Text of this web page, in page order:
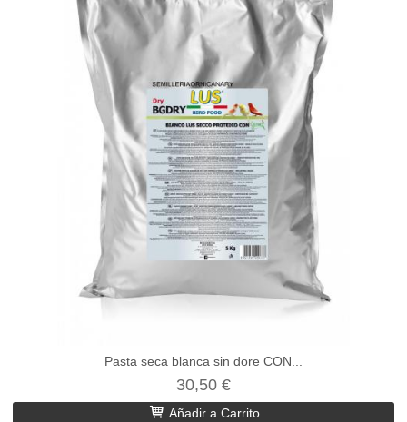
Pasta seca blanca sin dore CON...
30,50 €
Añadir a Carrito